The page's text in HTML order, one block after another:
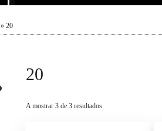
» 20
20
A mostrar 3 de 3 resultados